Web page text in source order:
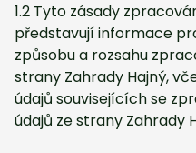
1.2 Tyto zásady
představují informace
způsobu a rozsahu
strany Zahrady Hajný,
údajů souvisejících se
údajů ze strany Zahrady